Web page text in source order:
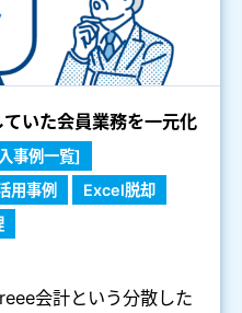
いた会員業務を一元化
事例一覧]
用事例
Excel脱却
会計という分散した